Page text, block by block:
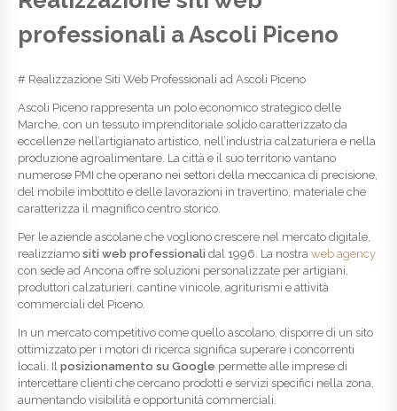
professionali a Ascoli Piceno
# Realizzazione Siti Web Professionali ad Ascoli Piceno
Ascoli Piceno rappresenta un polo economico strategico delle
Marche, con un tessuto imprenditoriale solido caratterizzato da
eccellenze nell’artigianato artistico, nell’industria calzaturiera e nella
produzione agroalimentare. La città e il suo territorio vantano
numerose PMI che operano nei settori della meccanica di precisione,
del mobile imbottito e delle lavorazioni in travertino, materiale che
caratterizza il magnifico centro storico.
Per le aziende ascolane che vogliono crescere nel mercato digitale,
realizziamo siti web professionali dal 1996. La nostra web agency
con sede ad Ancona offre soluzioni personalizzate per artigiani,
produttori calzaturieri, cantine vinicole, agriturismi e attività
commerciali del Piceno.
In un mercato competitivo come quello ascolano, disporre di un sito
ottimizzato per i motori di ricerca significa superare i concorrenti
locali. Il posizionamento su Google permette alle imprese di
intercettare clienti che cercano prodotti e servizi specifici nella zona,
aumentando visibilità e opportunità commerciali.